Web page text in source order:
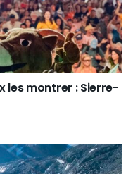
les montrer : Sierre-